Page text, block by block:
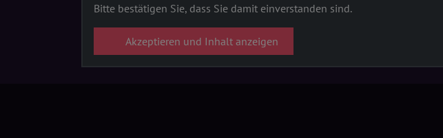
Bitte bestätigen Sie, dass Sie damit einverstanden sind.
Akzeptieren und Inhalt anzeigen